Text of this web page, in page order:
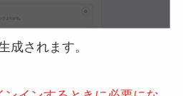
成されます。